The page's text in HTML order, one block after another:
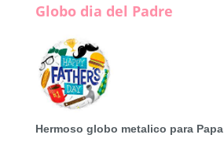
Globo dia del Padre
Hermoso globo metalico para Papa